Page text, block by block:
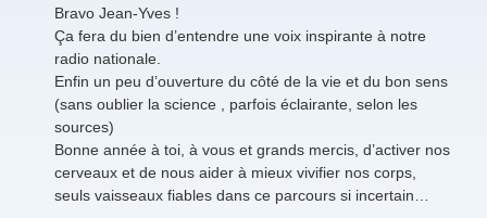
Bravo Jean-Yves !
Ça fera du bien d’entendre une voix inspirante à notre
radio nationale.
Enfin un peu d’ouverture du côté de la vie et du bon sens
(sans oublier la science , parfois éclairante, selon les
sources)
Bonne année à toi, à vous et grands mercis, d’activer nos
cerveaux et de nous aider à mieux vivifier nos corps,
seuls vaisseaux fiables dans ce parcours si incertain…